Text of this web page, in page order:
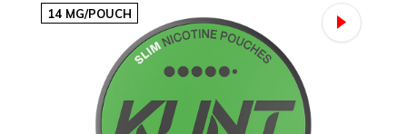
14 MG/POUCH